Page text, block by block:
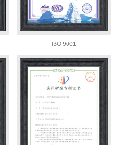
ISO 9001